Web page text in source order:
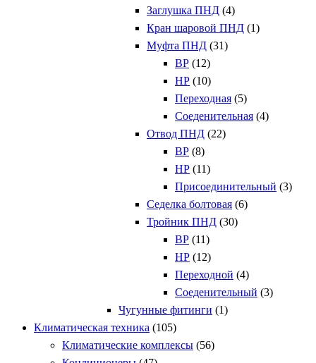
Заглушка ПНД (4)
Кран шаровой ПНД (1)
Муфта ПНД (31)
ВР (12)
НР (10)
Переходная (5)
Соеденительная (4)
Отвод ПНД (22)
ВР (8)
НР (11)
Присоединительный (3)
Седелка болтовая (6)
Тройник ПНД (30)
ВР (11)
НР (12)
Переходной (4)
Соеденительный (3)
Чугунные фитинги (1)
Климатическая техника (105)
Климатические комплексы (56)